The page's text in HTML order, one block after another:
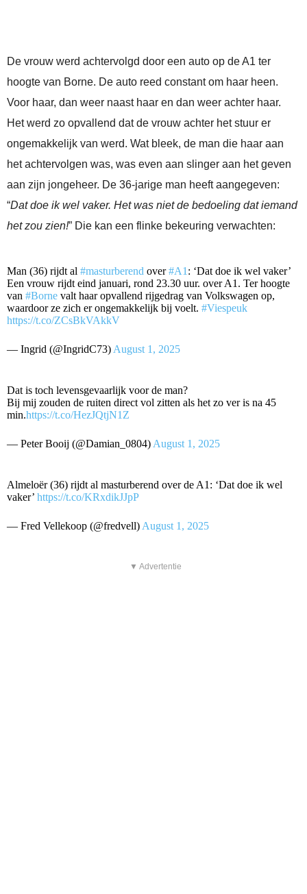
De vrouw werd achtervolgd door een auto op de A1 ter
hoogte van Borne. De auto reed constant om haar heen.
Voor haar, dan weer naast haar en dan weer achter haar.
Het werd zo opvallend dat de vrouw achter het stuur er
ongemakkelijk van werd. Wat bleek, de man die haar aan
het achtervolgen was, was even aan slinger aan het geven
aan zijn jongeheer. De 36-jarige man heeft aangegeven:
“Dat doe ik wel vaker. Het was niet de bedoeling dat iemand
het zou zien!” Die kan een flinke bekeuring verwachten:
Man (36) rijdt al #masturberend over#A1: ‘Dat doe ik wel vaker’
Een vrouw rijdt eind januari, rond 23.30 uur. over A1. Ter hoogte
van #Borne valt haar opvallend rijgedrag van Volkswagen op,
waardoor ze zich er ongemakkelijk bij voelt. #Viespeuk
https://t.co/ZCsBkVAkkV
— Ingrid (@IngridC73)August 1, 2025
Dat is toch levensgevaarlijk voor de man?
Bij mij zouden de ruiten direct vol zitten als het zo ver is na 45
min.https://t.co/HezJQtjN1Z
— Peter Booij (@Damian_0804)August 1, 2025
Almeloër (36) rijdt al masturberend over de A1: ‘Dat doe ik wel
vaker’ https://t.co/KRxdikJJpP
— Fred Vellekoop (@fredvell)August 1, 2025
▼ Advertentie